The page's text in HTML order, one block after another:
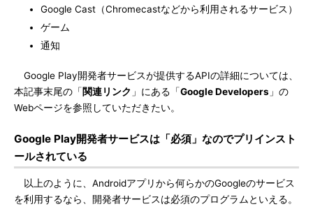
Google Cast（Chromecastなどから利用されるサービス）
ゲーム
通知
Google Play開発者サービスが提供するAPIの詳細については、
本記事末尾の「 関連リンク 」にある「Google Developers 」の
Webページを参照していただきたい。
Google Play開発者サービスは「必須」なのでプリインスト
ールされている
以上のように、Androidアプリから何らかのGoogleのサービス
を利用するなら、開発者サービスは必須のプログラムといえる。